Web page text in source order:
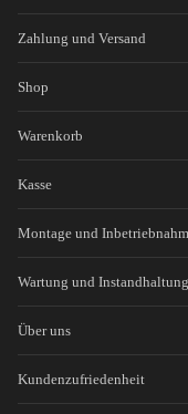
Zahlung und Versand
Shop
Warenkorb
Kasse
Montage und
Wartung und Instandhaltung
Über uns
Kundenzufriedenheit